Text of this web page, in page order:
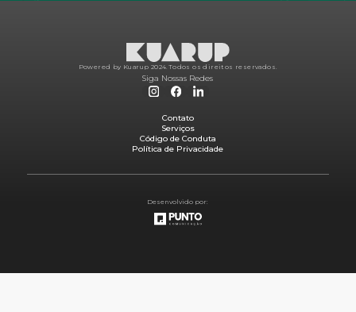
Powered by Kuarup 2024. Todos os direitos reservados.
Siga Nossas Redes
Contato
Serviços
Código de Conduta
Política de Privacidade
Desenvolvido por: